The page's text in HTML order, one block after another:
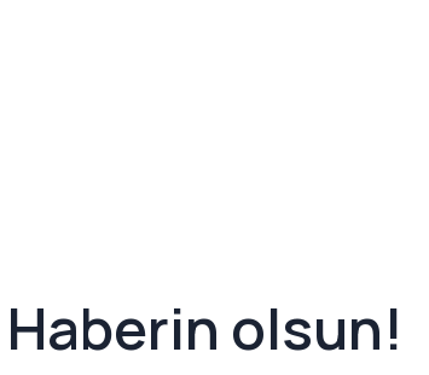
Haberin olsun!